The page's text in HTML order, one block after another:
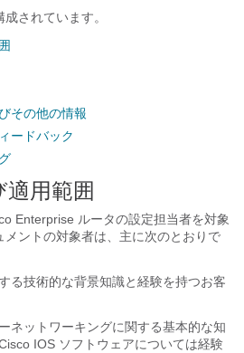
されています。
その他の情報
ードバック
用範囲
Enterprise ルータの設定担当者を対象
メントの対象者は、主に次のとおりで
る技術的な背景知識と経験を持つお客
ネットワーキングに関する基本的な知
IOS ソフトウェアについては経験